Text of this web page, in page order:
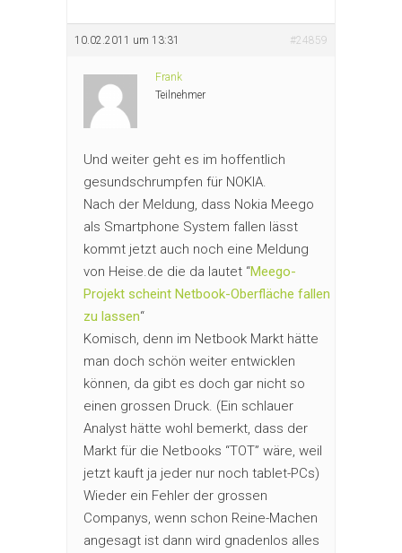
10.02.2011 um 13:31 #24859
Frank
Teilnehmer
Und weiter geht es im hoffentlich
gesundschrumpfen für NOKIA.
Nach der Meldung, dass Nokia Meego
als Smartphone System fallen lässt
kommt jetzt auch noch eine Meldung
von Heise.de die da lautet “Meego-
Projekt scheint Netbook-Oberfläche fallen
zu lassen“
Komisch, denn im Netbook Markt hätte
man doch schön weiter entwicklen
können, da gibt es doch gar nicht so
einen grossen Druck. (Ein schlauer
Analyst hätte wohl bemerkt, dass der
Markt für die Netbooks “TOT” wäre, weil
jetzt kauft ja jeder nur noch tablet-PCs)
Wieder ein Fehler der grossen
Companys, wenn schon Reine-Machen
angesagt ist dann wird gnadenlos alles